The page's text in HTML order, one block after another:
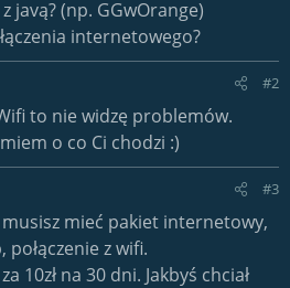
javą? (np. GGwOrange)
internetowego?
#2
to nie widzę problemów.
o co Ci chodzi :)
#3
mieć pakiet internetowy,
połączenie z wifi.
10zł na 30 dni. Jakbyś chciał